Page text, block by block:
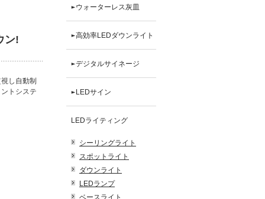
ン!
し自動制
トシステ
ウォーターレス灰皿
高効率LEDダウンライト
デジタルサイネージ
LEDサイン
LEDライティング
シーリングライト
スポットライト
ダウンライト
LEDランプ
ベースライト